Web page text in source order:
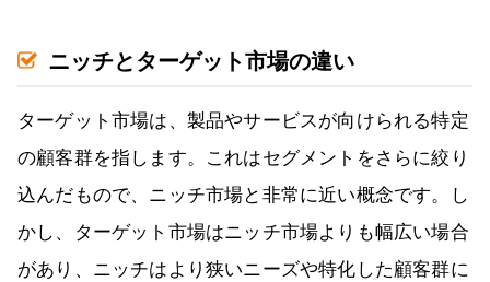
ニッチとターゲット市場の違い
ターゲット市場は、製品やサービスが向けられる特定
の顧客群を指します。これはセグメントをさらに絞り
込んだもので、ニッチ市場と非常に近い概念です。し
かし、ターゲット市場はニッチ市場よりも幅広い場合
があり、ニッチはより狭いニーズや特化した顧客群に